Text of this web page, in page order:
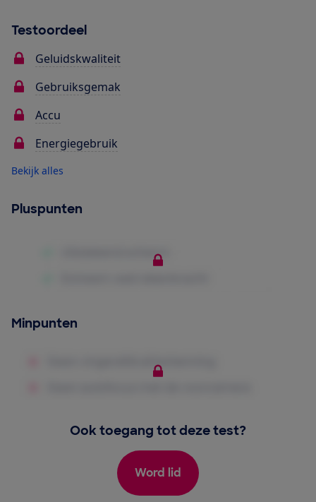
Testoordeel
Geluidskwaliteit
Gebruiksgemak
Accu
Energiegebruik
Bekijk alles
Pluspunten
Minpunten
Ook toegang tot deze test?
Word lid